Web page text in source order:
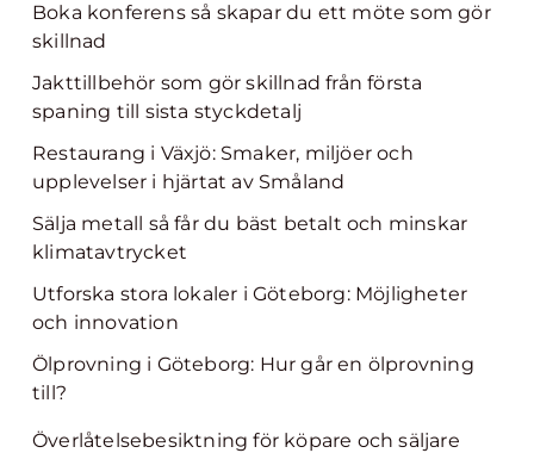
Boka konferens så skapar du ett möte som gör
skillnad
Jakttillbehör som gör skillnad från första
spaning till sista styckdetalj
Restaurang i Växjö: Smaker, miljöer och
upplevelser i hjärtat av Småland
Sälja metall så får du bäst betalt och minskar
klimatavtrycket
Utforska stora lokaler i Göteborg: Möjligheter
och innovation
Ölprovning i Göteborg: Hur går en ölprovning
till?
Överlåtelsebesiktning för köpare och säljare